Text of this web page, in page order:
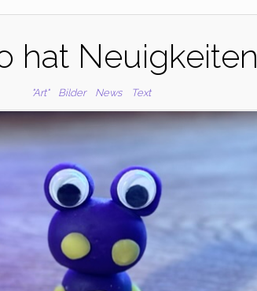
hat Neuigkeiten
"Art" Bilder News Text